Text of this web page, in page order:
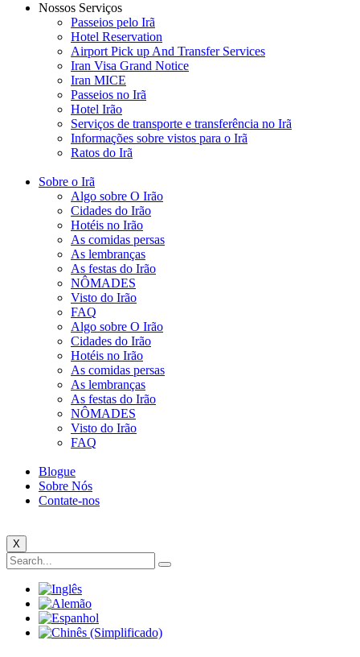
Nossos Serviços
Passeios pelo Irã
Hotel Reservation
Airport Pick up And Transfer Services
Iran Visa Grand Notice
Iran MICE
Passeios no Irã
Hotel Irão
Serviços de transporte e transferência no Irã
Informações sobre vistos para o Irã
Ratos do Irã
Sobre o Irã
Algo sobre O Irão
Cidades do Irão
Hotéis no Irão
As comidas persas
As lembranças
As festas do Irão
NÔMADES
Visto do Irão
FAQ
Algo sobre O Irão
Cidades do Irão
Hotéis no Irão
As comidas persas
As lembranças
As festas do Irão
NÔMADES
Visto do Irão
FAQ
Blogue
Sobre Nós
Contate-nos
X